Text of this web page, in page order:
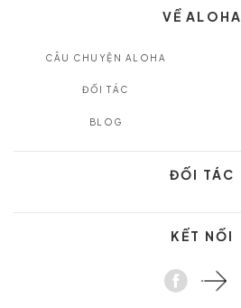
VỀ ALOHA
CÂU CHUYỆN ALOHA
ĐỐI TÁC
BLOG
ĐỐI TÁC
KẾT NỐI